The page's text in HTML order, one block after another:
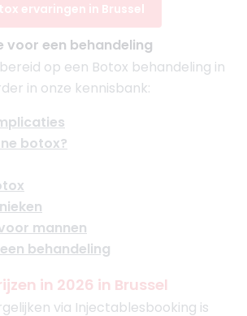
ervaringen in Brussel
voor een behandeling
op een Botox behandeling in
in onze kennisbank:
botox?
mannen
behandeling
in 2026 in Brussel
via Injectablesbooking is